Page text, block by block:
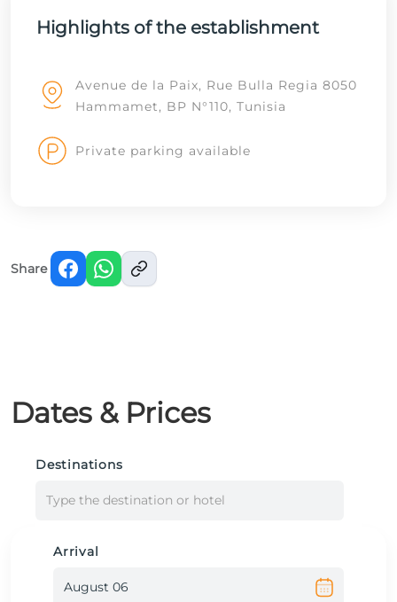
Highlights of the establishment
Avenue de la Paix, Rue Bulla Regia 8050
Hammamet, BP N°110, Tunisia
Private parking available
Share
Dates & Prices
Destinations
Type the destination or hotel
Arrival